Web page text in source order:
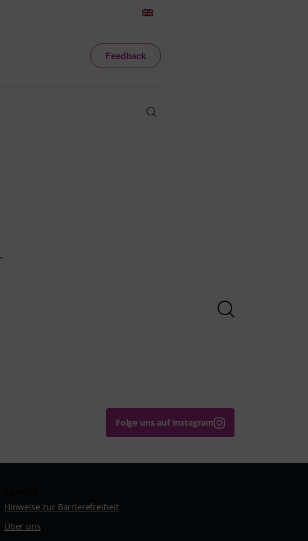
Feedback
.
Folge uns auf Instagram
Hinweise zur Barrierefreiheit
Über uns